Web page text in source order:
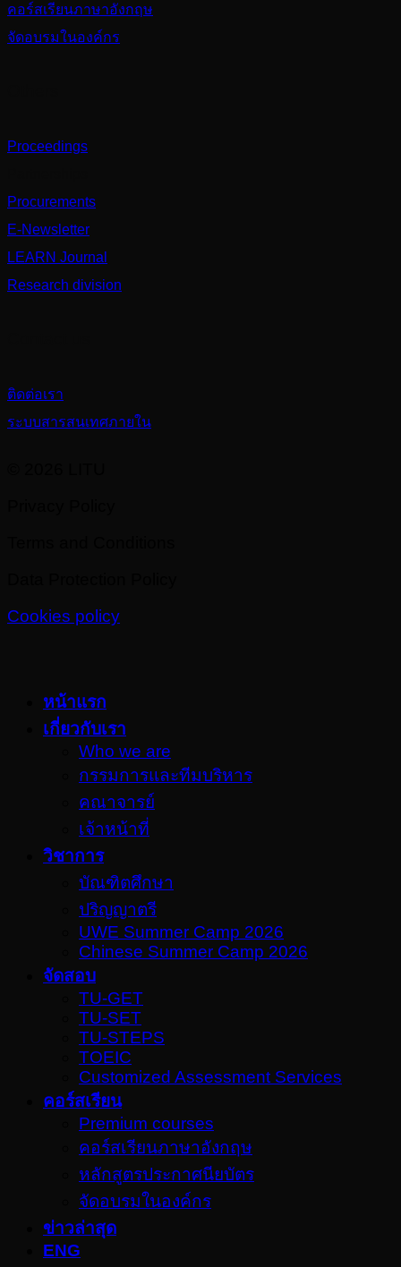
คอร์สเรียนภาษาอังกฤษ
จัดอบรมในองค์กร
Proceedings
Procurements
E-Newsletter
LEARN Journal
Research division
ติดต่อเรา
ระบบสารสนเทศภายใน
Cookies policy
หน้าแรก
เกี่ยวกับเรา
Who we are
กรรมการและทีมบริหาร
คณาจารย์
เจ้าหน้าที่
วิชาการ
บัณฑิตศึกษา
ปริญญาตรี
UWE Summer Camp 2026
Chinese Summer Camp 2026
จัดสอบ
TU-GET
TU-SET
TU-STEPS
TOEIC
Customized Assessment Services
คอร์สเรียน
Premium courses
คอร์สเรียนภาษาอังกฤษ
หลักสูตรประกาศนียบัตร
จัดอบรมในองค์กร
ข่าวล่าสุด
ENG